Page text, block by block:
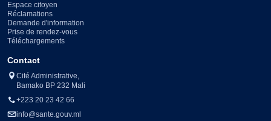
Espace citoyen
Réclamations
Demande d'information
Prise de rendez-vous
Téléchargements
Contact
Cité Administrative,
Bamako BP 232 Mali
+223 20 23 42 66
info@sante.gouv.ml